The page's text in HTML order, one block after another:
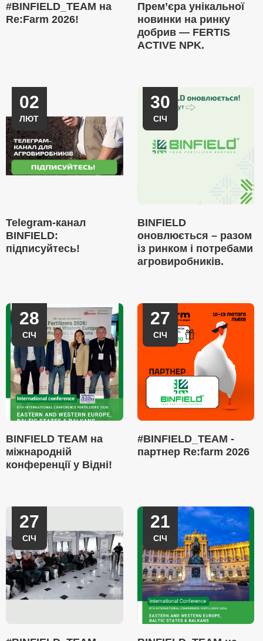
#BINFIELD_TEAM на
Re:Farm 2026!
Прем’єра унікальної
новинки на ринку
добрив — FERTIS
ACTIVE NPK.
02
ЛЮТ
Telegram-канал
BINFIELD:
підписуйтесь!
30
СІЧ
BINFIELD
оновлюється – разом
із ринком і потребами
агровиробників.
28
СІЧ
BINFIELD TEAM на
міжнародній
конференції у Відні!
27
СІЧ
#BINFIELD_TEAM -
партнер Re:farm 2026
27
СІЧ
21
СІЧ